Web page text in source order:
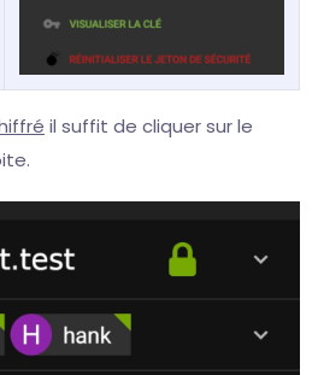
il suffit de cliquer sur le